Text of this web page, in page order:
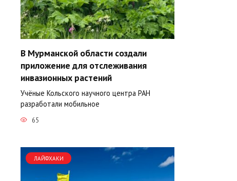
В Мурманской области создали
приложение для отслеживания
инвазионных растений
Учёные Кольского научного центра РАН
разработали мобильное
65
ЛАЙФХАКИ